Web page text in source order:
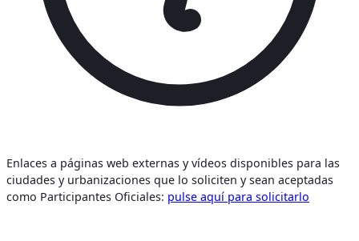
Enlaces a páginas web externas y vídeos disponibles para las
ciudades y urbanizaciones que lo soliciten y sean aceptadas
como Participantes Oficiales: pulse aquí para solicitarlo